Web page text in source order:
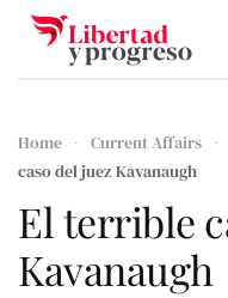
Skip to main content
Home Current Affairs
caso del juez Kavanaugh
El terrible
Kavanaugh